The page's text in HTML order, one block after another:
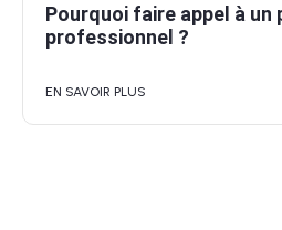
Pourquoi faire appel à un
professionnel ?
EN SAVOIR PLUS